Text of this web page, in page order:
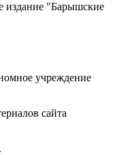
издание "Барышские
учреждение
сайта